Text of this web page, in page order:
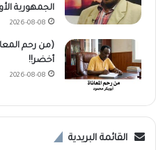
الجمهورية
2026-08-08
(من رحم
أخضر!!
2026-08-08
القائمة البريدية